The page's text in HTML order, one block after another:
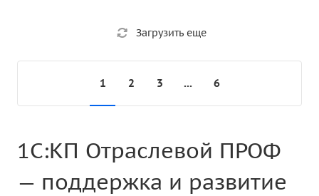
Загрузить еще
1 2 3 ... 6
1С:КП Отраслевой ПРОФ
— поддержка и развитие